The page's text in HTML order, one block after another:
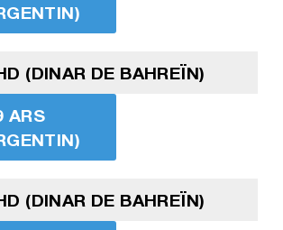
(DINAR DE BAHREÏN)
ARS
(DINAR DE BAHREÏN)